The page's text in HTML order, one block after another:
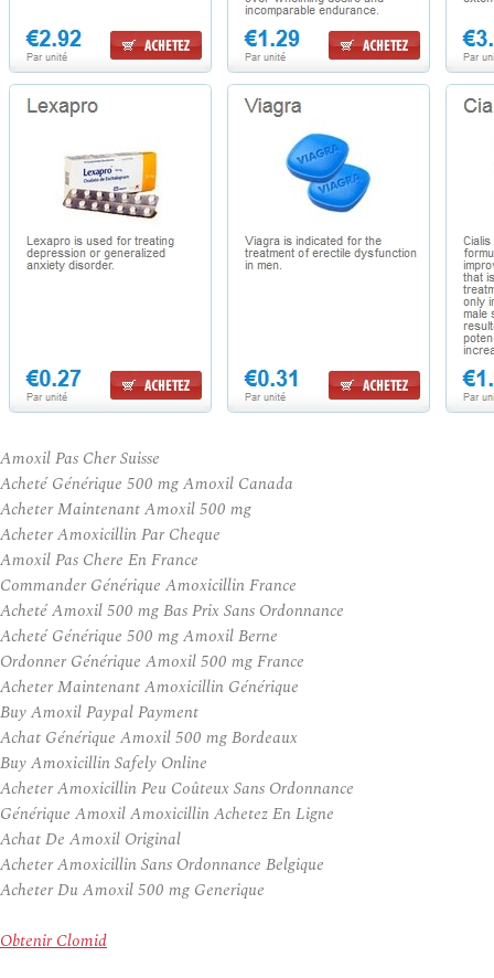
Amoxil Pas Cher Suisse
Acheté Générique 500 mg Amoxil Canada
Acheter Maintenant Amoxil 500 mg
Acheter Amoxicillin Par Cheque
Amoxil Pas Chere En France
Commander Générique Amoxicillin France
Acheté Amoxil 500 mg Bas Prix Sans Ordonnance
Acheté Générique 500 mg Amoxil Berne
Ordonner Générique Amoxil 500 mg France
Acheter Maintenant Amoxicillin Générique
Buy Amoxil Paypal Payment
Achat Générique Amoxil 500 mg Bordeaux
Buy Amoxicillin Safely Online
Acheter Amoxicillin Peu Coûteux Sans Ordonnance
Générique Amoxil Amoxicillin Achetez En Ligne
Achat De Amoxil Original
Acheter Amoxicillin Sans Ordonnance Belgique
Acheter Du Amoxil 500 mg Generique
Obtenir Clomid